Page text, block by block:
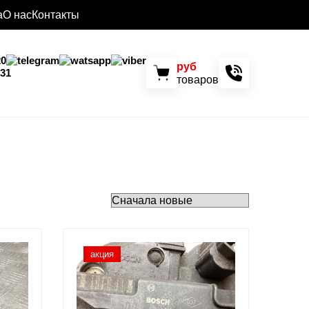
О насКонтакты
руб
товаров
акция